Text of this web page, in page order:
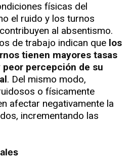
físicas del
el ruido y los turnos
al absentismo.
de trabajo indican que los
tienen mayores tasas
peor percepción de su
. Del mismo modo,
o físicamente
afectar negativamente la
incrementando las